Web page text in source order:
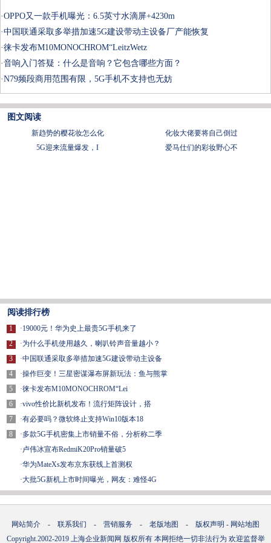
·OPPO又一款手机曝光：6.5英寸水滴屏+4230m
·中国联通采取多举措加速5G建设带动主设备厂产能恢复
·徕卡发布M10MONOCHROM“LeitzWetz
·音响入门答疑：什么是音响？它包含哪些方面？
·N79频段商用范围有限，5G手机不支持也无妨
图文阅读
新趋势的樱花妆怎么化
化妆大佬要将自己倒过
5G迎来流量爆发，I
爱马仕们的彩妆野心不
阅读排行榜
1
2
3
4
5
6
7
8
·19000元！华为史上最贵5G手机来了
·为什么手机使用越久，喇叭铃声音量越小？
·中国联通采取多举措加速5G建设带动主设备
·操作巨变！三星密谋瀑布屏新玩法：鱼与熊掌
·徕卡发布M10MONOCHROM“Lei
·vivo性价比新机发布！流行矩阵设计，搭
·有必要吗？微软终止支持Win10版本18
·多款5G手机密集上市销量不俗，分析称二季
·卢伟冰宣布RedmiK20Pro销量破5
·华为MateXs发布京东获线上首测权
·大批5G新机上市时间曝光，网友：难怪4G
网站简介 - 联系我们 - 营销服务 - 老版地图 - 版权声明 - 网站地图
Copyright.2002-2019 上海企业新闻网 版权所有 本网拒绝一切非法行为 欢迎监督举